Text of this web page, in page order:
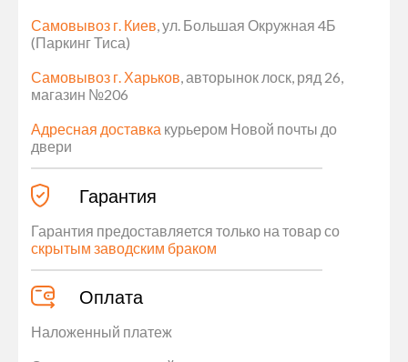
Самовывоз г. Киев, ул. Большая Окружная 4Б
(Паркинг Тиса)
Самовывоз г. Харьков, авторынок лоск, ряд 26,
магазин №206
Адресная доставка курьером Новой почты до
двери
Гарантия
Гарантия предоставляется только на товар со
скрытым заводским браком
Оплата
Наложенный платеж